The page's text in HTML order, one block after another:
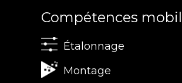
Compétences
Étalonnage
Montage